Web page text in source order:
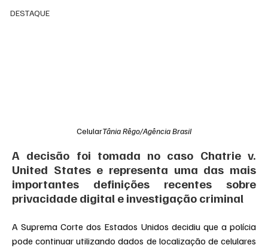
DESTAQUE
CelularTânia Rêgo/Agência Brasil
A decisão foi tomada no caso Chatrie v.
United States e representa uma das mais
importantes definições recentes sobre
privacidade digital e investigação criminal
A Suprema Corte dos Estados Unidos decidiu que a polícia
pode continuar utilizando dados de localização de celulares